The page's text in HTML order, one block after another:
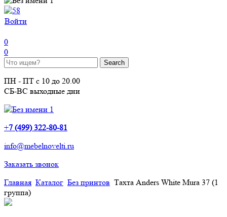
Войти
0
0
ПН - ПТ с 10 до 20.00
СБ-ВС выходные дни
+7 (499) 322-80-81
info@mebelnovelti.ru
Заказать звонок
Главная Каталог Без принтов Тахта Anders White Mura 37 (1
группа)